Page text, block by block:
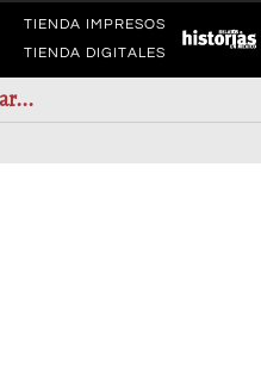
TIENDA IMPRESOS
TIENDA DIGITALES